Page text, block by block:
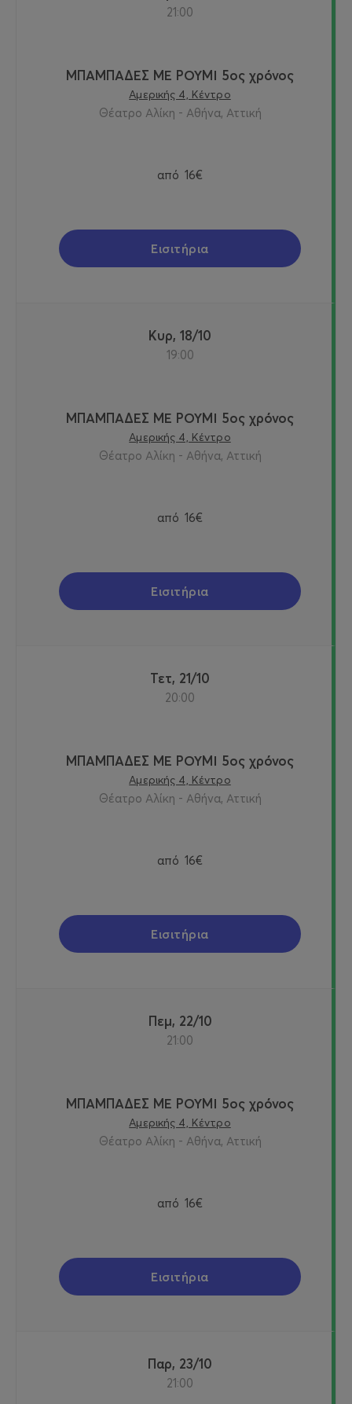
21:00
ΜΠΑΜΠΑΔΕΣ ΜΕ ΡΟΥΜΙ 5ος χρόνος
Αμερικής 4, Κέντρο
Θέατρο Αλίκη - Αθήνα, Αττική
από 16€
Εισιτήρια
Κυρ, 18/10
19:00
ΜΠΑΜΠΑΔΕΣ ΜΕ ΡΟΥΜΙ 5ος χρόνος
Αμερικής 4, Κέντρο
Θέατρο Αλίκη - Αθήνα, Αττική
από 16€
Εισιτήρια
Τετ, 21/10
20:00
ΜΠΑΜΠΑΔΕΣ ΜΕ ΡΟΥΜΙ 5ος χρόνος
Αμερικής 4, Κέντρο
Θέατρο Αλίκη - Αθήνα, Αττική
από 16€
Εισιτήρια
Πεμ, 22/10
21:00
ΜΠΑΜΠΑΔΕΣ ΜΕ ΡΟΥΜΙ 5ος χρόνος
Αμερικής 4, Κέντρο
Θέατρο Αλίκη - Αθήνα, Αττική
από 16€
Εισιτήρια
Παρ, 23/10
21:00